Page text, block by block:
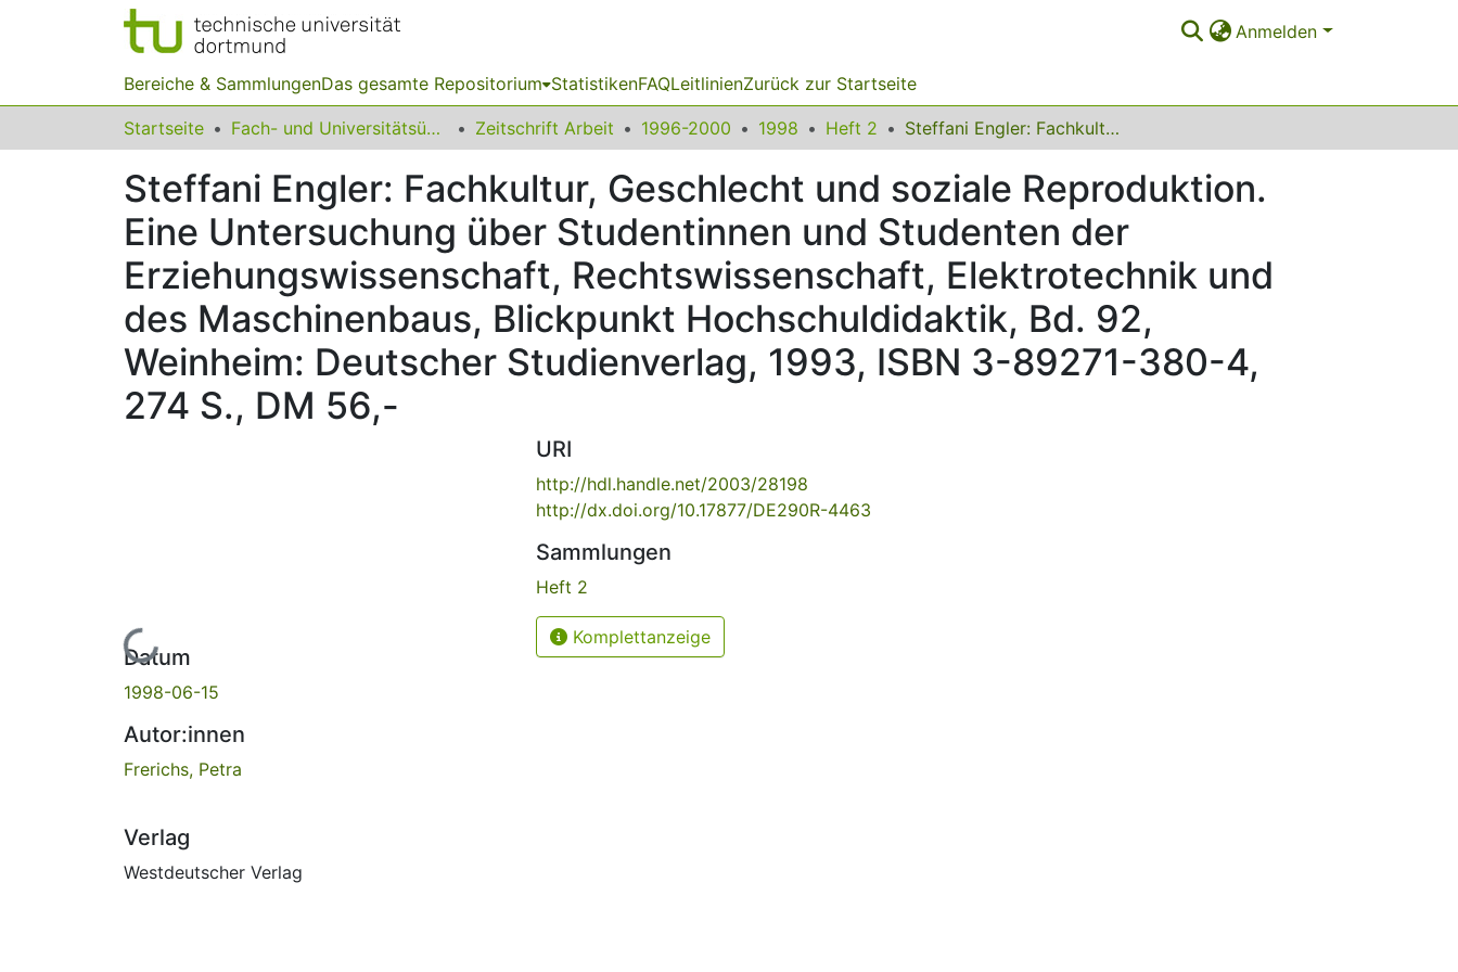
Anmelden
Bereiche & SammlungenDas gesamte Repositorium StatistikenFAQLeitlinienZurück zur Startseite
Startseite Fach- und Universitätsübergreifendes Zeitschrift Arbeit 1996-2000 1998 Heft 2 Steffani Engler: Fachkultur, Geschlecht und soziale Reproduktion. Eine Untersuchung über Studentinnen und Studenten der Erziehungswissenschaft, Rechtswissenschaft, Elektrotechnik und des Maschinenbaus, Blickpunkt Hochschuldidaktik, Bd. 92, Weinheim: Deutscher Studienverlag, 1993, ISBN 3-89271-380-4, 274 S., DM 56,-
Steffani Engler: Fachkultur, Geschlecht und soziale Reproduktion.
Eine Untersuchung über Studentinnen und Studenten der
Erziehungswissenschaft, Rechtswissenschaft, Elektrotechnik und
des Maschinenbaus, Blickpunkt Hochschuldidaktik, Bd. 92,
Weinheim: Deutscher Studienverlag, 1993, ISBN 3-89271-380-4,
274 S., DM 56,-
Lade...
Datum
1998-06-15
Autor:innen
Frerichs, Petra
Verlag
Westdeutscher Verlag
URI
http://hdl.handle.net/2003/28198
http://dx.doi.org/10.17877/DE290R-4463
Sammlungen
Heft 2
Komplettanzeige